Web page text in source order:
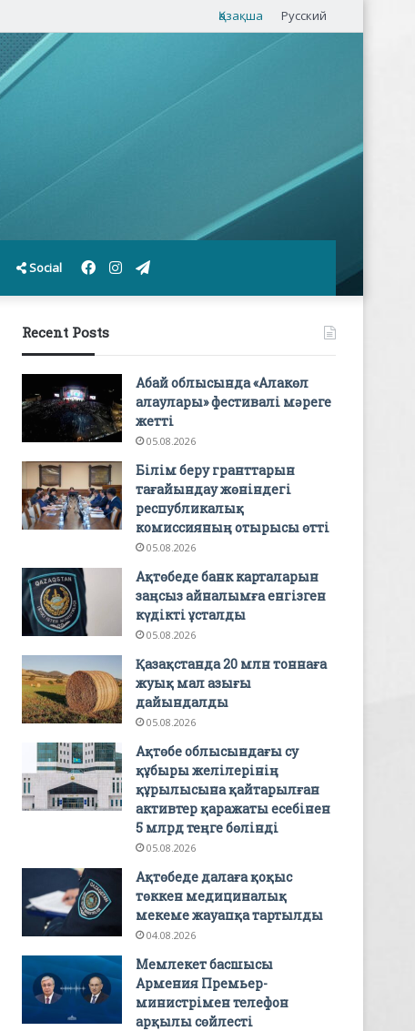
Қазақша Русский
Social Telegram
Instagram
Facebook
Recent Posts
Абай облысында «Алакөл
алаулары» фестивалі мәреге
жетті
05.08.2026
Білім беру гранттарын
тағайындау жөніндегі
республикалық
комиссияның отырысы өтті
05.08.2026
Ақтөбеде банк карталарын
заңсыз айналымға енгізген
күдікті ұсталды
05.08.2026
Қазақстанда 20 млн тоннаға
жуық мал азығы
дайындалды
05.08.2026
Ақтөбе облысындағы су
құбыры желілерінің
құрылысына қайтарылған
активтер қаражаты есебінен
5 млрд теңге бөлінді
05.08.2026
Ақтөбеде далаға қоқыс
төккен медициналық
мекеме жауапқа тартылды
04.08.2026
Мемлекет басшысы
Армения Премьер-
министрімен телефон
арқылы сөйлесті